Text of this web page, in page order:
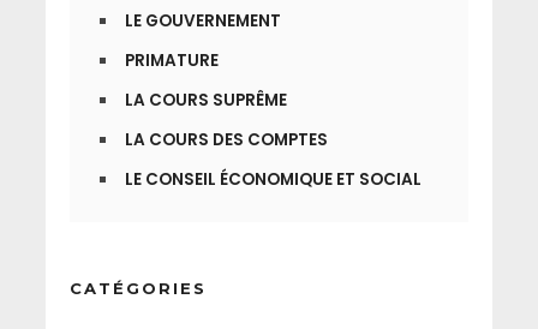
LE GOUVERNEMENT
PRIMATURE
LA COURS SUPRÊME
LA COURS DES COMPTES
LE CONSEIL ÉCONOMIQUE ET SOCIAL
CATÉGORIES